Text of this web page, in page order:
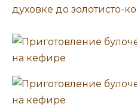
духовке до золотисто-